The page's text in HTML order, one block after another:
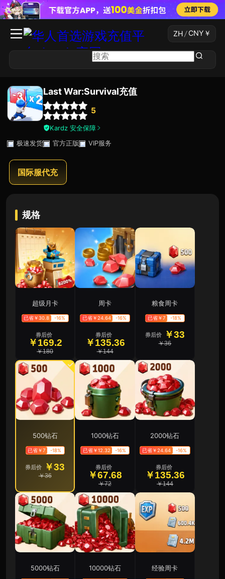
ZH/ CNY ￥
Last War:Survival充值
5
Kardz 安全保障
极速发货
官方正版 VIP服务
国际服代充
规格
超级月卡
已省￥30.8 -16%
券后价
￥169.2
￥180
周卡
已省￥24.64 -16%
券后价
￥135.36
￥144
粮食周卡
已省￥7 -18%
券后价 ￥33
￥36
500钻石
已省￥7 -18%
券后价 ￥33
￥36
1000钻石
已省￥12.32 -16%
券后价
￥67.68
￥72
2000钻石
已省￥24.64 -16%
券后价
￥135.36
￥144
5000钻石 10000钻石 经验周卡